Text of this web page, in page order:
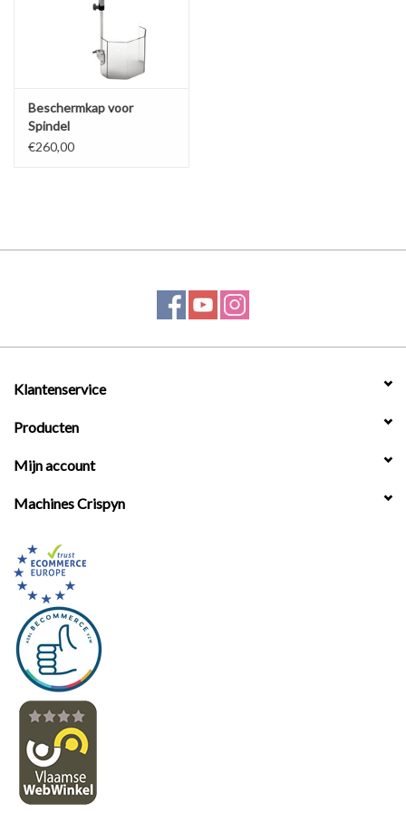
Werkplaatsinrichting |
Cadeaubonnen &
Beschermkap voor
Spindel
(Radiaalboormachine)
€260,00
Klantenservice
Producten
Mijn account
Machines Crispyn